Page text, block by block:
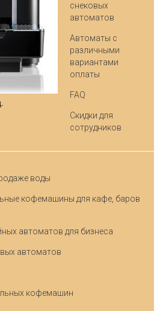
снековых
автоматов
Автоматы с
различными
вариантами
оплаты
FAQ
Скидки для
сотрудников
воды
кофемашины для кафе, баров
автоматов для бизнеса
автоматов
кофемашин